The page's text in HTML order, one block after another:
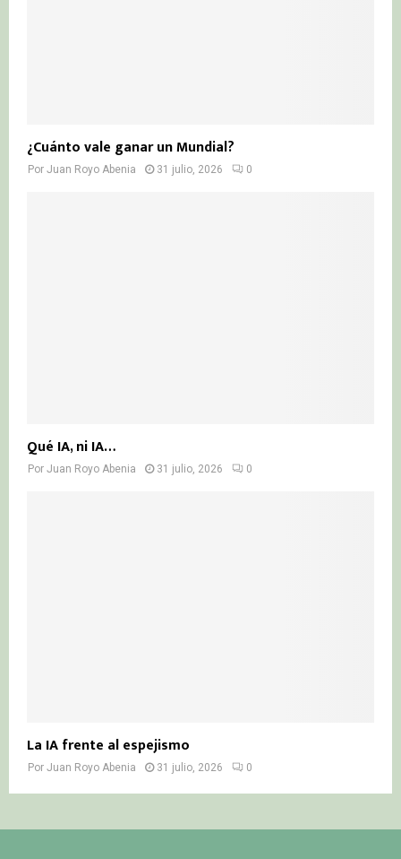
¿Cuánto vale ganar un Mundial?
Por Juan Royo Abenia 31 julio, 2026 0
Qué IA, ni IA…
Por Juan Royo Abenia 31 julio, 2026 0
La IA frente al espejismo
Por Juan Royo Abenia 31 julio, 2026 0